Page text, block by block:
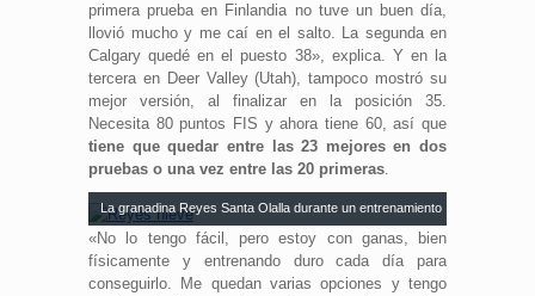
primera prueba en Finlandia no tuve un buen día,
llovió mucho y me caí en el salto. La segunda en
Calgary quedé en el puesto 38», explica. Y en la
tercera en Deer Valley (Utah), tampoco mostró su
mejor versión, al finalizar en la posición 35.
Necesita 80 puntos FIS y ahora tiene 60, así que
tiene que quedar entre las 23 mejores en dos
pruebas o una vez entre las 20 primeras.
La granadina Reyes Santa Olalla durante un entrenamiento | AD
«No lo tengo fácil, pero estoy con ganas, bien
físicamente y entrenando duro cada día para
conseguirlo. Me quedan varias opciones y tengo